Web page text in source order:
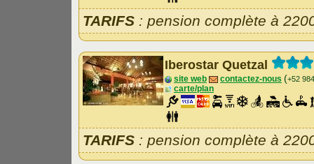
TARIFS : pension complète à
Iberostar Quetzal
site web contactez-nous (+52
carte/plan
TARIFS : pension complète à